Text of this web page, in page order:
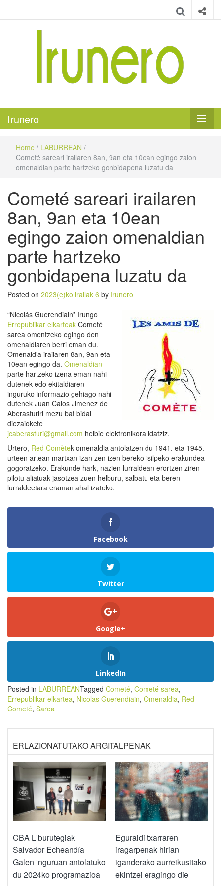
Irunero
Home / LABURREAN /
Cometé sareari irailaren 8an, 9an eta 10ean egingo zaion
omenaldian parte hartzeko gonbidapena luzatu da
Cometé sareari irailaren
8an, 9an eta 10ean
egingo zaion omenaldian
parte hartzeko
gonbidapena luzatu da
Posted on 2023(e)ko irailak 6 by Irunero
“Nicolás Guerendiain” Irungo
Errepublikar elkarteak Cometé
sarea omentzeko egingo den
omenaldiaren berri eman du.
Omenaldia irailaren 8an, 9an eta
10ean egingo da. Omenaldian
parte hartzeko izena eman nahi
dutenek edo ekitaldiaren
inguruko informazio gehiago nahi
dutenek Juan Calos Jimenez de
Aberasturiri mezu bat bidal
diezaiokete
jcaberasturi@gmail.com helbie elektronikora idatziz.
Urtero, Red Comètek omenaldia antolatzen du 1941. eta 1945.
urteen artean martxan izan zen izen bereko isilpeko erakundea
gogoratzeko. Erakunde hark, nazien lurraldean erortzen ziren
pilotu aliatuak jasotzea zuen helburu, salbatu eta beren
lurraldeetara eraman ahal izateko.
Facebook
Twitter
Google+
LinkedIn
Posted in LABURREANTagged Cometé, Cometé sarea,
Errepublikar elkartea, Nicolas Guerendiain, Omenaldia, Red
Cometé, Sarea
ERLAZIONATUTAKO ARGITALPENAK
CBA Liburutegiak
Salvador Echeandía
Galen inguruan antolatuko
du 2024ko programazioa
Eguraldi txarraren
iragarpenak hirian
iganderako aurreikusitako
ekintzei eragingo die